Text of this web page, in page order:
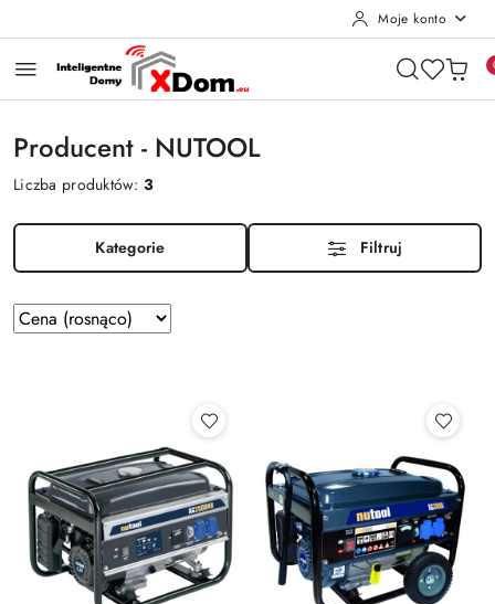
Moje konto
Producent - NUTOOL
Liczba produktów:3
Kategorie Filtruj
Zastosowano
sortowanie:
Sortuj
według